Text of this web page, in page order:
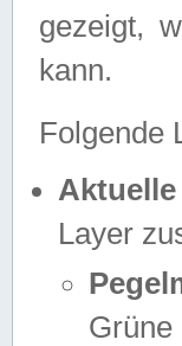
gezeigt,
kann.
Folgende
Layer